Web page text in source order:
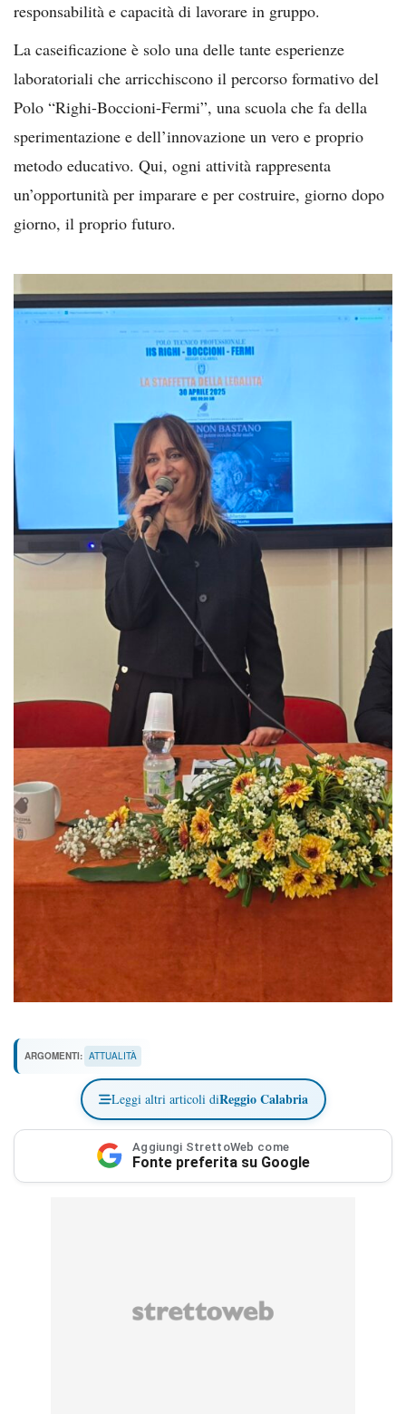
responsabilità e capacità di lavorare in gruppo.
La caseificazione è solo una delle tante esperienze
laboratoriali che arricchiscono il percorso formativo del
Polo “Righi-Boccioni-Fermi”, una scuola che fa della
sperimentazione e dell’innovazione un vero e proprio
metodo educativo. Qui, ogni attività rappresenta
un’opportunità per imparare e per costruire, giorno dopo
giorno, il proprio futuro.
ARGOMENTI: ATTUALITÀ
Leggi altri articoli diReggio Calabria
Aggiungi StrettoWeb come
Fonte preferita su Google